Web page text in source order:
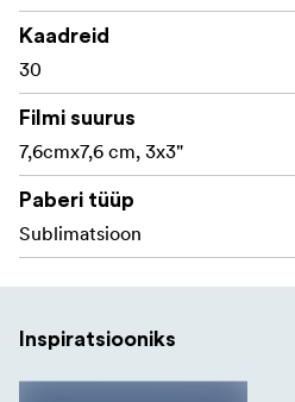
Kaadreid
30
Filmi suurus
7,6cmx7,6 cm, 3x3"
Paberi tüüp
Sublimatsioon
Inspiratsiooniks